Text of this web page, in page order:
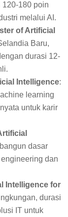
120-180 poin
melalui AI.
of Artificial
Baru,
durasi 12-
Intelligence:
learning
untuk karir
dasar
dan
Intelligence for
durasi
IT untuk